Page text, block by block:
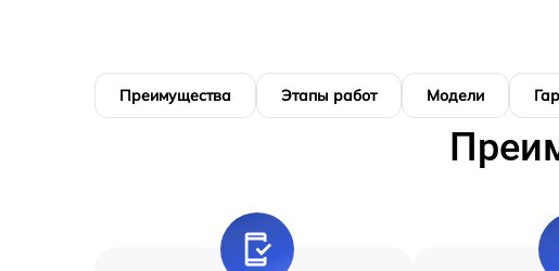
Преимущества Этапы работ Модели